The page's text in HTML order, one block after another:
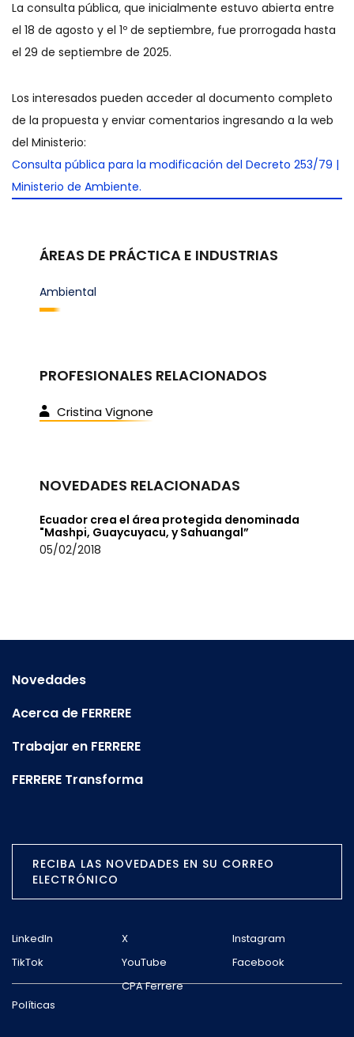
La consulta pública, que inicialmente estuvo abierta entre
el 18 de agosto y el 1º de septiembre, fue prorrogada hasta
el 29 de septiembre de 2025.
Los interesados pueden acceder al documento completo
de la propuesta y enviar comentarios ingresando a la web
del Ministerio:
Consulta pública para la modificación del Decreto 253/79 |
Ministerio de Ambiente.
ÁREAS DE PRÁCTICA E INDUSTRIAS
Ambiental
PROFESIONALES RELACIONADOS
Cristina Vignone
NOVEDADES RELACIONADAS
Ecuador crea el área protegida denominada
"Mashpi, Guaycuyacu, y Sahuangal”
05/02/2018
Novedades
Acerca de FERRERE
Trabajar en FERRERE
FERRERE Transforma
RECIBA LAS NOVEDADES EN SU CORREO
ELECTRÓNICO
LinkedIn X
Instagram
TikTok
YouTube Facebook
Políticas
CPA Ferrere